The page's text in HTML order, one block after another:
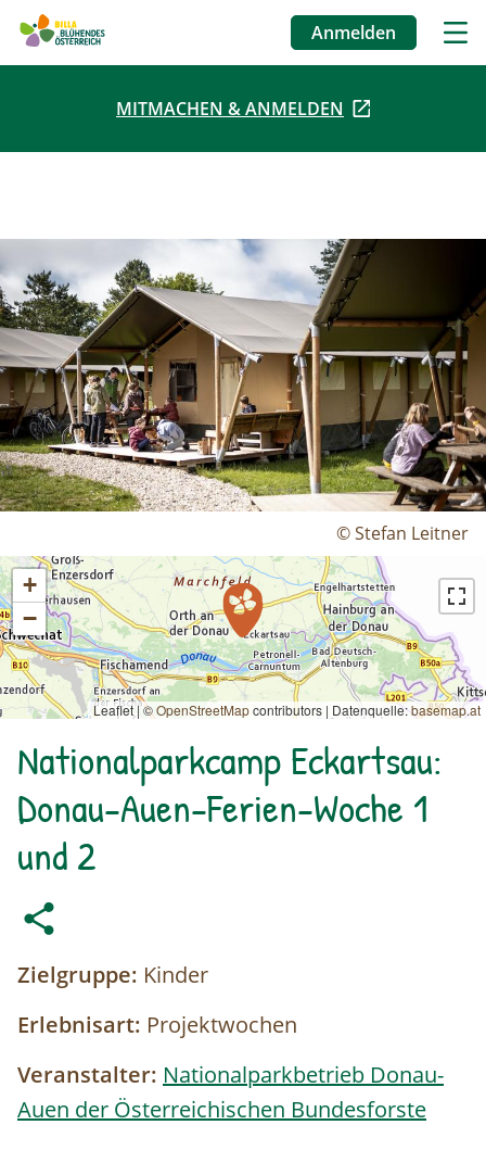
Direkt
Benutzermenü
Anmelden
MITMACHEN & ANMELDEN
© Stefan Leitner
+
−
Leaflet | ©OpenStreetMapcontributors | Datenquelle:basemap.at
Nationalparkcamp Eckartsau:
Donau-Auen-Ferien-Woche 1
und 2
Zielgruppe: Kinder
Erlebnisart: Projektwochen
Veranstalter: Nationalparkbetrieb Donau-
Auen der Österreichischen Bundesforste